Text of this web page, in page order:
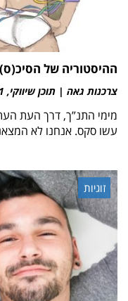
ההיסטוריה של
צרכנות גאה | תוכן שיווקי
מימי התנ”ך, דרך העת
עשו סקס. אנחנו לא
זוגיות